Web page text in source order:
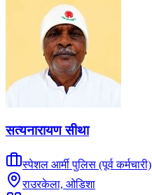
सत्यनारायण सीथा
स्पेशल आर्मी पुलिस (पूर्व कर्मचारी)
राउरकेला, ओडिशा